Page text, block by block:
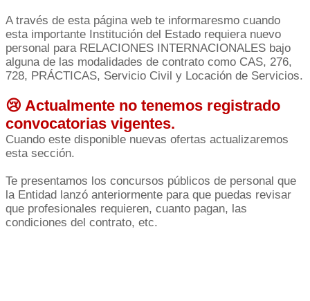
A través de esta página web te informaresmo cuando
esta importante Institución del Estado requiera nuevo
personal para RELACIONES INTERNACIONALES bajo
alguna de las modalidades de contrato como CAS, 276,
728, PRÁCTICAS, Servicio Civil y Locación de Servicios.
😢 Actualmente no tenemos registrado
convocatorias vigentes.
Cuando este disponible nuevas ofertas actualizaremos
esta sección.
Te presentamos los concursos públicos de personal que
la Entidad lanzó anteriormente para que puedas revisar
que profesionales requieren, cuanto pagan, las
condiciones del contrato, etc.